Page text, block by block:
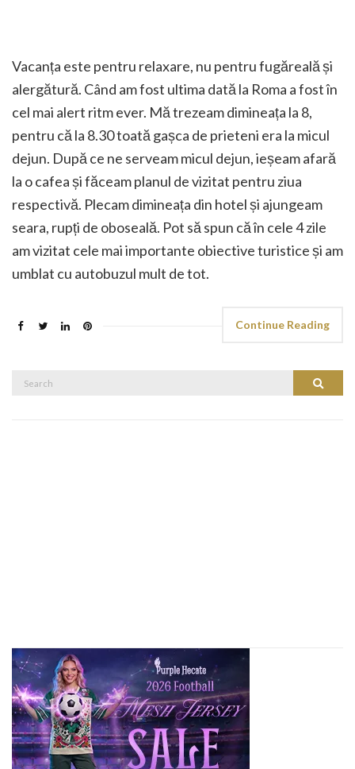
Vacanța este pentru relaxare, nu pentru fugăreală și
alergătură. Când am fost ultima dată la Roma a fost în
cel mai alert ritm ever. Mă trezeam dimineața la 8,
pentru că la 8.30 toată gașca de prieteni era la micul
dejun. După ce ne serveam micul dejun, ieșeam afară
la o cafea și făceam planul de vizitat pentru ziua
respectivă. Plecam dimineața din hotel și ajungeam
seara, rupți de oboseală. Pot să spun că în cele 4 zile
am vizitat cele mai importante obiective turistice și am
umblat cu autobuzul mult de tot.
Continue Reading
Search